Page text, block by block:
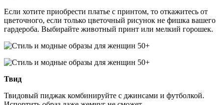
Если хотите приобрести платье с принтом, то откажитесь от
цветочного, если только цветочный рисунок не фишка вашего
гардероба. Выбирайте животный принт или мелкий горошек.
Твид
Твидовый пиджак комбинируйте с джинсами и футболкой.